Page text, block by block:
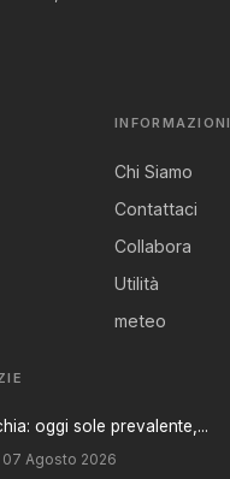
INFORMAZIONI
Chi Siamo
Contattaci
Collabora
Utilità
meteo
oggi sole prevalente,...
07 Agosto 2026